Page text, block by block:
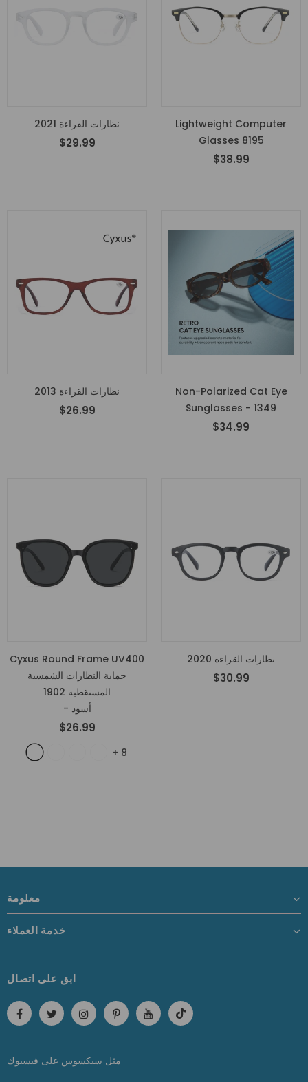
نظارات القراءة 2021
$29.99
Lightweight Computer
Glasses 8195
$38.99
نظارات القراءة 2013
$26.99
Non-Polarized Cat Eye
Sunglasses - 1349
$34.99
Cyxus Round Frame UV400
حماية النظارات الشمسية
المستقطبة 1902
- أسود
$26.99
+ 8
نظارات القراءة 2020
$30.99
معلومة
خدمة العملاء
ابق على اتصال
مثل سيكسوس على فيسبوك